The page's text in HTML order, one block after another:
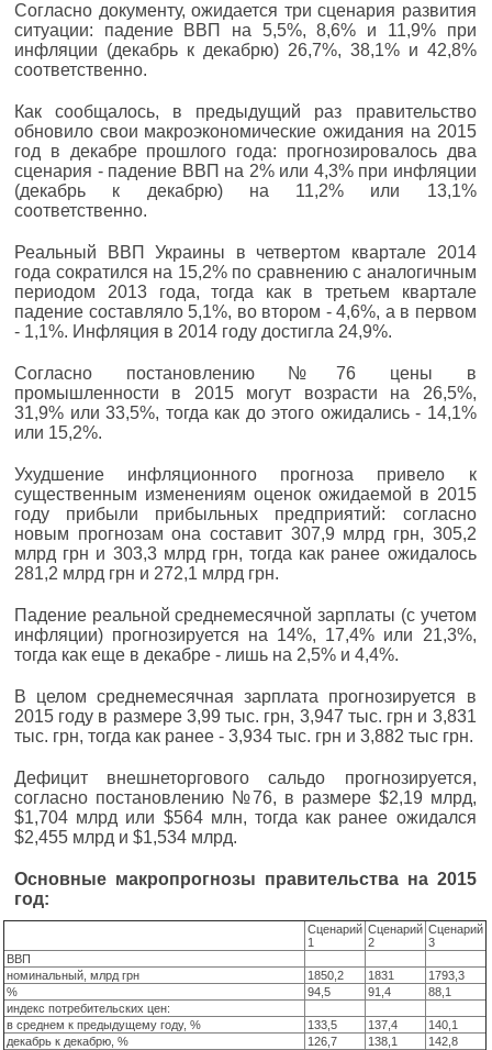
Согласно документу, ожидается три сценария развития
ситуации: падение ВВП на 5,5%, 8,6% и 11,9% при
инфляции (декабрь к декабрю) 26,7%, 38,1% и 42,8%
соответственно.
Как сообщалось, в предыдущий раз правительство
обновило свои макроэкономические ожидания на 2015
год в декабре прошлого года: прогнозировалось два
сценария - падение ВВП на 2% или 4,3% при инфляции
(декабрь к декабрю) на 11,2% или 13,1%
соответственно.
Реальный ВВП Украины в четвертом квартале 2014
года сократился на 15,2% по сравнению с аналогичным
периодом 2013 года, тогда как в третьем квартале
падение составляло 5,1%, во втором - 4,6%, а в первом
- 1,1%. Инфляция в 2014 году достигла 24,9%.
Согласно постановлению №76 цены в
промышленности в 2015 могут возрасти на 26,5%,
31,9% или 33,5%, тогда как до этого ожидались - 14,1%
или 15,2%.
Ухудшение инфляционного прогноза привело к
существенным изменениям оценок ожидаемой в 2015
году прибыли прибыльных предприятий: согласно
новым прогнозам она составит 307,9 млрд грн, 305,2
млрд грн и 303,3 млрд грн, тогда как ранее ожидалось
281,2 млрд грн и 272,1 млрд грн.
Падение реальной среднемесячной зарплаты (с учетом
инфляции) прогнозируется на 14%, 17,4% или 21,3%,
тогда как еще в декабре - лишь на 2,5% и 4,4%.
В целом среднемесячная зарплата прогнозируется в
2015 году в размере 3,99 тыс. грн, 3,947 тыс. грн и 3,831
тыс. грн, тогда как ранее - 3,934 тыс. грн и 3,882 тыс грн.
Дефицит внешнеторгового сальдо прогнозируется,
согласно постановлению №76, в размере $2,19 млрд,
$1,704 млрд или $564 млн, тогда как ранее ожидался
$2,455 млрд и $1,534 млрд.
Основные макропрогнозы правительства на 2015
год:
Сценарий
1
Сценарий
2
Сценарий
3
ВВП
номинальный, млрд грн
1850,2 1831
1793,3
%
94,5 91,4
88,1
индекс потребительских цен:
в среднем к предыдущему году, %
133,5 137,4
140,1
декабрь к декабрю, %
126,7 138,1
142,8